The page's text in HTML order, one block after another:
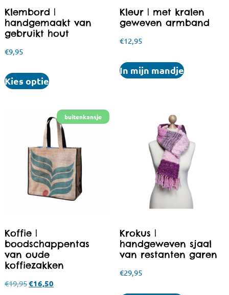
Klembord |
handgemaakt van
gebruikt hout
€9,95
Kies optie
Kleur | met kralen
geweven armband
€12,95
In mijn mandje
Koffie |
boodschappentas
van oude
koffiezakken
€19,95€16,50
Krokus |
handgeweven sjaal
van restanten garen
€29,95